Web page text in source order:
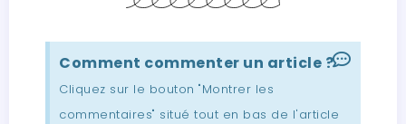
Comment commenter un article ?
Cliquez sur le bouton "Montrer les
commentaires" situé tout en bas de l'article